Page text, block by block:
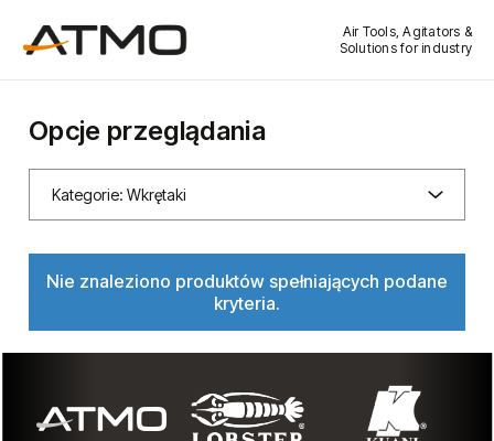
Air Tools, Agitators &
Solutions for industry
Opcje przeglądania
Kategorie: Wkrętaki
Nie znaleziono produktów spełniających podane
kryteria.